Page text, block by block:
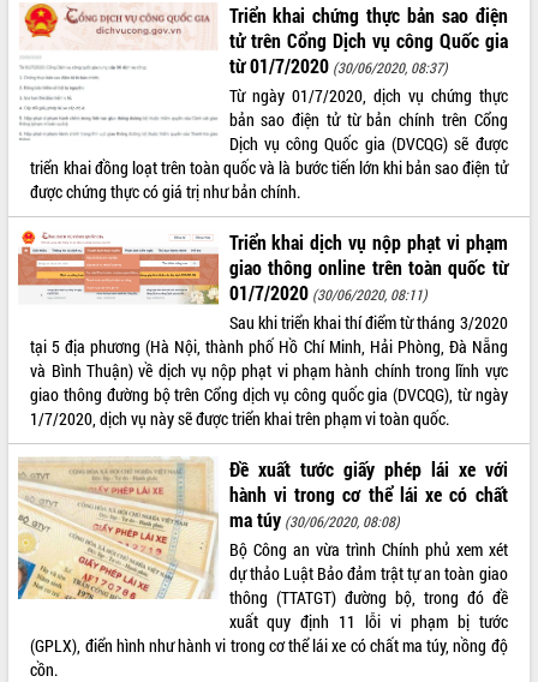
LIÊN KẾT WEB
THỐNG KÊ TRUY CẬP
Hôm nay: 3348
Tất cả: 66089016
Triển khai chứng thực bản sao điện
tử trên Cổng Dịch vụ công Quốc gia
từ 01/7/2020 (30/06/2020, 08:37)
Từ ngày 01/7/2020, dịch vụ chứng thực
bản sao điện tử từ bản chính trên Cổng
Dịch vụ công Quốc gia (DVCQG) sẽ được
triển khai đồng loạt trên toàn quốc và là bước tiến lớn khi bản sao điện tử
được chứng thực có giá trị như bản chính.
Triển khai dịch vụ nộp phạt vi phạm
giao thông online trên toàn quốc từ
01/7/2020 (30/06/2020, 08:11)
Sau khi triển khai thí điểm từ tháng 3/2020
tại 5 địa phương (Hà Nội, thành phố Hồ Chí Minh, Hải Phòng, Đà Nẵng
và Bình Thuận) về dịch vụ nộp phạt vi phạm hành chính trong lĩnh vực
giao thông đường bộ trên Cổng dịch vụ công quốc gia (DVCQG), từ ngày
1/7/2020, dịch vụ này sẽ được triển khai trên phạm vi toàn quốc.
Đề xuất tước giấy phép lái xe với
hành vi trong cơ thể lái xe có chất
ma túy (30/06/2020, 08:08)
Bộ Công an vừa trình Chính phủ xem xét
dự thảo Luật Bảo đảm trật tự an toàn giao
thông (TTATGT) đường bộ, trong đó đề
xuất quy định 11 lỗi vi phạm bị tước
(GPLX), điển hình như hành vi trong cơ thể lái xe có chất ma túy, nồng độ
cồn.